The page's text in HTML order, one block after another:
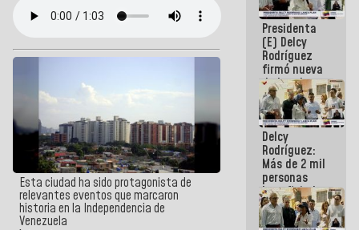
Esta ciudad ha sido protagonista de
relevantes eventos que marcaron
historia en la Independencia de
Venezuela
Presidenta
(E) Delcy
Rodríguez
firmó nueva
de Ley de
Arrendamiento
aprobada
por la AN
Delcy
Rodríguez:
Más de 2 mil
personas
beneficiadas
con planes
para